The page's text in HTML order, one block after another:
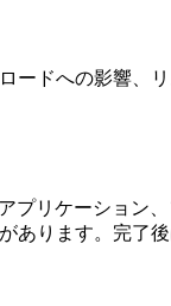
ドへの影響、
プリケーション
あります。完了